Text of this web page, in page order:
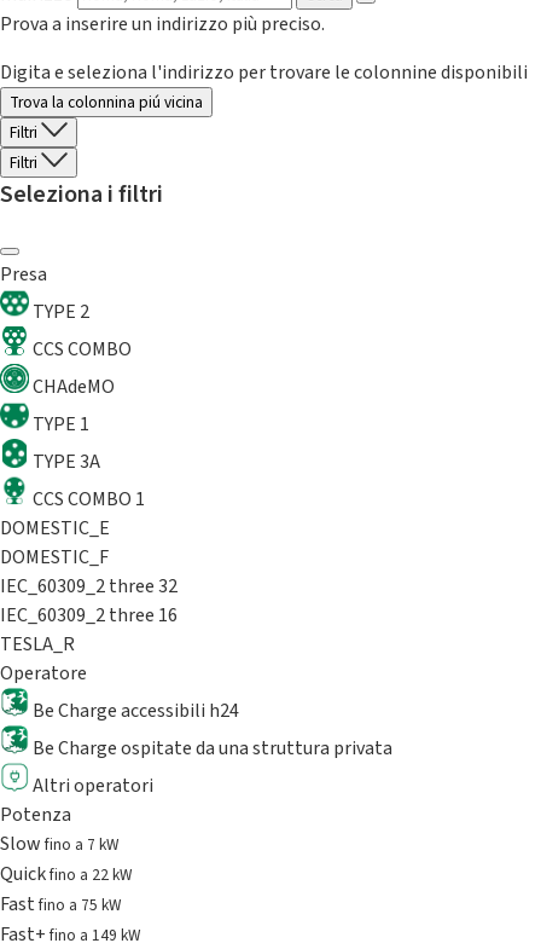
Prova a inserire un indirizzo più preciso.
Digita e seleziona l'indirizzo per trovare le colonnine disponibili
Trova la colonnina piú vicina
Filtri
Filtri
Seleziona i filtri
Presa
TYPE 2
CCS COMBO
CHAdeMO
TYPE 1
TYPE 3A
CCS COMBO 1
DOMESTIC_E
DOMESTIC_F
IEC_60309_2 three 32
IEC_60309_2 three 16
TESLA_R
Operatore
Be Charge accessibili h24
Be Charge ospitate da una struttura privata
Altri operatori
Potenza
Slowfino a 7 kW
Quickfino a 22 kW
Fastfino a 75 kW
Fast+fino a 149 kW